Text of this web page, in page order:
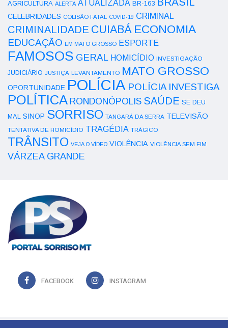
AGRICULTURA ALERTA ATUALIZADA BR-163
CELEBRIDADES COLISÃO FATAL COVID-19 CRIMINAL
CRIMINALIDADE CUIABÁ ECONOMIA
EDUCAÇÃO EM MATO GROSSO ESPORTE
FAMOSOS GERAL HOMICÍDIO INVESTIGAÇÃO
JUDICIÁRIO JUSTIÇA LEVANTAMENTO MATO GROSSO
OPORTUNIDADE POLÍCIA POLÍCIA INVESTIGA
POLÍTICA RONDONÓPOLIS SAÚDE SE DEU
MAL SINOP SORRISO TANGARÁ DA SERRA TELEVISÃO
TENTATIVA DE HOMICÍDIO TRAGÉDIA TRÁGICO
TRÂNSITO VEJA O VÍDEO VIOLÊNCIA VIOLÊNCIA SEM FIM
VÁRZEA GRANDE
FACEBOOK INSTAGRAM